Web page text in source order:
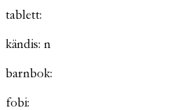
tablett:
kändis: n
barnbok:
fobi: